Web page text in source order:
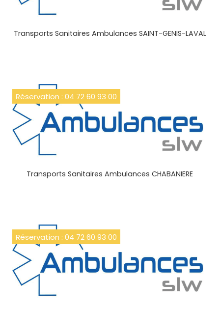
Transports Sanitaires Ambulances SAINT-GENIS-LAVAL
Réservation : 04 72 60 93 00
Transports Sanitaires Ambulances CHABANIERE
Réservation : 04 72 60 93 00